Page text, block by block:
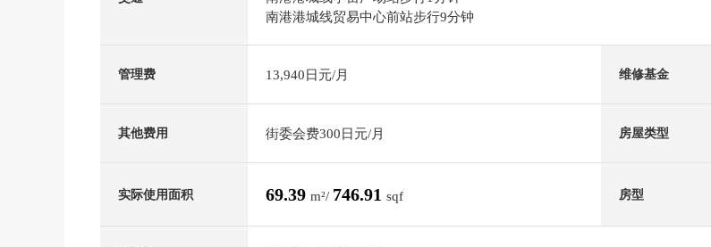
南港港城线贸易中心前站步行9分钟
管理费 13,940日元/月 维修基金
其他费用 街委会费300日元/月 房屋类型
实际使用面积 69.39 m²/ 746.91 sqf 房型